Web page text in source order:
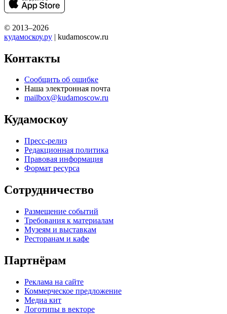
© 2013–2026
кудамоскоу.ру | kudamoscow.ru
Контакты
Сообщить об ошибке
Наша электронная почта
mailbox@kudamoscow.ru
Кудамоскоу
Пресс-релиз
Редакционная политика
Правовая информация
Формат ресурса
Сотрудничество
Размещение событий
Требования к материалам
Музеям и выставкам
Ресторанам и кафе
Партнёрам
Реклама на сайте
Коммерческое предложение
Медиа кит
Логотипы в векторе